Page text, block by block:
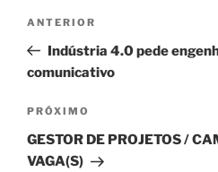
Navegação
Post
Post
anterior
ANTERIOR
Indústria 4.0 pede
comunicativo
Próximo
post
PRÓXIMO
GESTOR DE PROJETOS /
VAGA(S)